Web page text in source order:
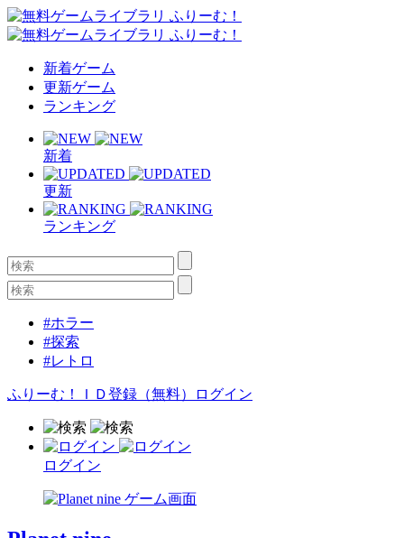
新着ゲーム
更新ゲーム
ランキング
新着
更新
ランキング
#ホラー
#探索
#レトロ
ふりーむ！ＩＤ登録（無料） ログイン
ログイン